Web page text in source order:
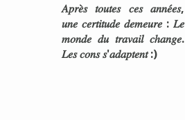
𝐴𝑝𝑟𝑒̀𝑠 𝑡𝑜𝑢𝑡𝑒𝑠 𝑐𝑒𝑠 𝑎𝑛𝑛𝑒́𝑒𝑠,
𝑢𝑛𝑒 𝑐𝑒𝑟𝑡𝑖𝑡𝑢𝑑𝑒 𝑑𝑒𝑚𝑒𝑢𝑟𝑒 : 𝐿𝑒
𝑚𝑜𝑛𝑑𝑒 𝑑𝑢 𝑡𝑟𝑎𝑣𝑎𝑖𝑙 𝑐ℎ𝑎𝑛𝑔𝑒.
𝐿𝑒𝑠 𝑐𝑜𝑛𝑠 𝑠'𝑎𝑑𝑎𝑝𝑡𝑒𝑛𝑡 :)